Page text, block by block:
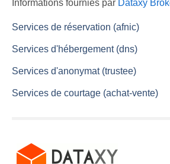
Informations fournies par Dataxy
Services de réservation (afnic)
Services d'hébergement (dns)
Services d'anonymat (trustee)
Services de courtage (achat-vente)